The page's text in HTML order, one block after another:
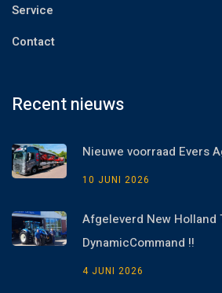
Service
Contact
Recent nieuws
Nieuwe voorraad Evers
10 JUNI 2026
Afgeleverd New Holland
DynamicCommand !!
4 JUNI 2026